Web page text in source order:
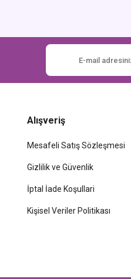
Alışveriş
Mesafeli Satış Sözleşmesi
Gizlilik ve Güvenlik
İptal İade Koşullari
Kişisel Veriler Politikası